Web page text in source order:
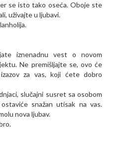
se isto tako oseća. Oboje ste
uživajte u ljubavi.
iznenadnu vest o novom
Ne premišljajte se, ovo će
za vas, koji ćete dobro
slučajni susret sa osobom
snažan utisak na vas.
nova ljubav.